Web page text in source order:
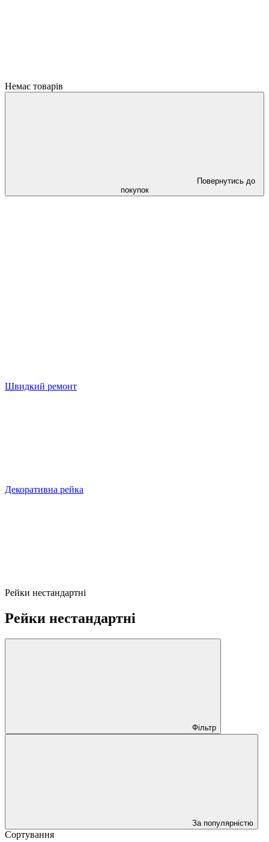
Немає товарів
Повернутись до
покупок
Швидкий ремонт
Декоративна рейка
Рейки нестандартні
Рейки нестандартні
Фільтр
За популярністю
Сортування